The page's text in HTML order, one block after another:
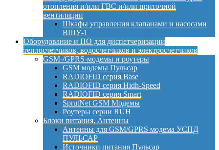
отопления и/или ГВС и/или приточной
вентиляции
Шкафы управления клапанами и насосами
ВШУ-1
Оборудование и ПО для диспетчеризации
теплосчетчиков, водосчетчиков и электросчетчиков
GSM-/GPRS-модемы и роутеры
GSM модемы Пульсар
RADIOFID серия Base
RADIOFID серия Hidh-Speed
RADIOFID серия Smart
SprutNet GSM Модемы
Роутеры серии RUH
Блоки питания, Антенны
Антенны для GSM/GPRS модема УСПД
ПУЛЬСАР
Источники питания Пульсар